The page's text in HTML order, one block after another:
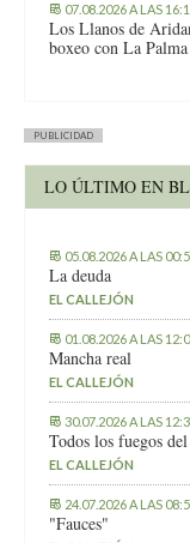
07.08.2026 A LAS
Los Llanos de
boxeo con La
PUBLICIDAD
LO ÚLTIMO EN
05.08.2026 A LAS
La deuda
EL CALLEJÓN
01.08.2026 A LAS
Mancha real
EL CALLEJÓN
30.07.2026 A LAS
Todos los fuegos
EL CALLEJÓN
24.07.2026 A LAS
"Fauces"